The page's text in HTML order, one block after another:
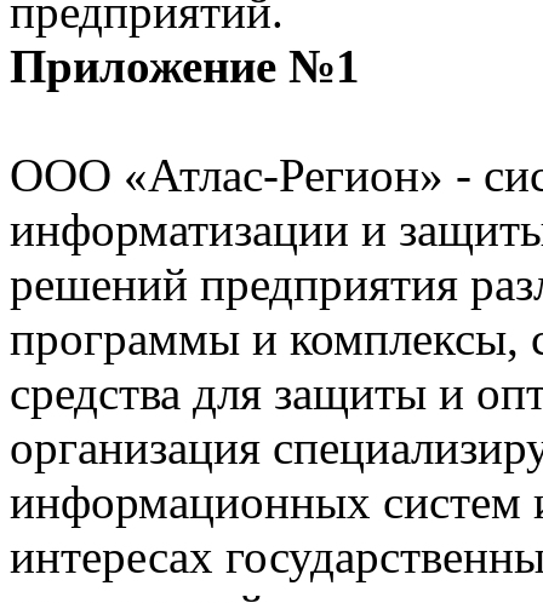
предприятий.
Приложение №1
ООО «Атлас-Регион» -
информатизации и
решений предприятия
программы и комплексы,
средства для защиты и
организация
информационных систем
интересах